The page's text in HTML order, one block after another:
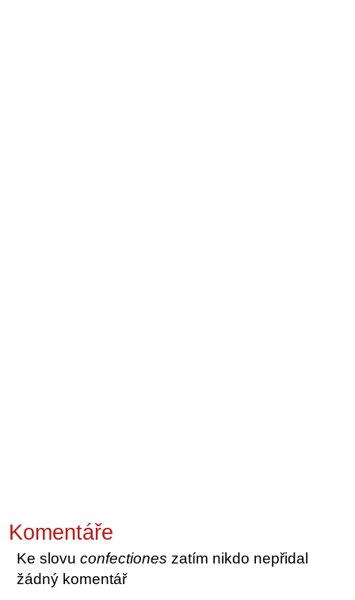
Komentáře
Ke slovuconfectiones zatím nikdo nepřidal
žádný komentář